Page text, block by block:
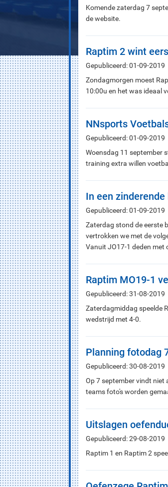
Komende zaterdag 7
de website.
Raptim 2 wint
Gepubliceerd: 01-09-2019
Zondagmorgen moest
10:00u en het was ideaal
NNsports
Gepubliceerd: 01-09-2019
Woensdag 11 september
training extra willen
In een
Gepubliceerd: 01-09-2019
Zaterdag stond de eerste
vertrokken we met de
Vanuit JO17-1 deden met
Raptim MO19-1
Gepubliceerd: 31-08-2019
Zaterdagmiddag speelde
wedstrijd met 4-0.
Planning fotodag
Gepubliceerd: 30-08-2019
Op 7 september vindt niet
teams foto's worden
Uitslagen
Gepubliceerd: 29-08-2019
Raptim 1 en Raptim 2